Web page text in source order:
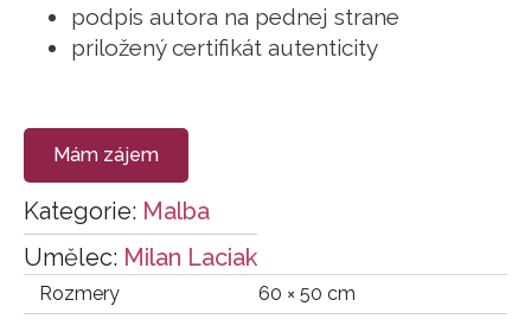
podpis autora na pednej strane
priložený certifikát autenticity
Mám zájem
Kategorie: Malba
Umělec: Milan Laciak
Rozmery
60 × 50 cm